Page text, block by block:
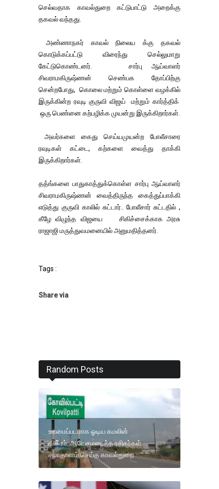
செல்வதாக காவல்துறை கட்டுபாட்டு அறைக்கு
தகவல் வந்தது.
அண்ணாநகர் காவல் நிலைய க்கு தகவல்
கொடுக்கப்பட்டு விரைந்து செல்லுமாறு
கேட்டுகொண்டனர். சார்பு ஆய்வாளர்
சிவராமகிருஷ்ணன் செண்பக தோப்பிற்கு
சென்றபோது, கொலை மற்றும் கொள்ளை வழக்கில்
இருக்கின்ற ரவுடி குருவி விஜய் மற்றும் கார்த்திக்
ஒரு பெண்னை கற்பழிக்க முயன்று இருக்கிறார்கள்.
அவர்களை கைது செய்யமுயன்ற போலீசாரை
ரவுடிகள் கட்டை, கற்களை வைத்து தாக்கி
இருக்கிறார்கள்.
தத்ங்களை பாதுகாத்துக்கொள்ள சார்பு ஆய்வாளர்
சிவராமகிருஷ்ணன் வைத்திருந்த கைத்துப்பாக்கி
எடுத்து குருவி காலில் சுட்டார்.. போலீசார் சுட்டதில் ,
கீழே விழுந்த விஜயை சிகிச்சைக்காக அரசு
ராஜாஜி மருத்துவமனையில் அனுமதித்தனர்.
Tags :
Share via
Random Posts
ஊமைப்படமாக ஓடிய கமலின்
விக்ரம்..ஆவேசமடைந்த ரசிகர்கள்
சமாதானம் செய்த காவல்துறை